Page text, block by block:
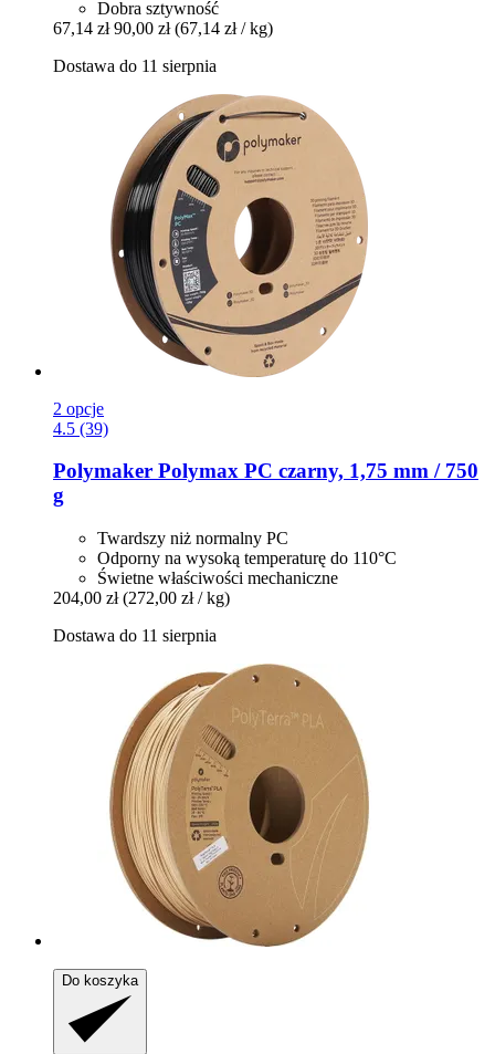
Dobra sztywność
67,14 zł 90,00 zł (67,14 zł / kg)
Dostawa do 11 sierpnia
2 opcje
4.5 (39)
Polymaker Polymax PC czarny, 1,75 mm / 750
g
Twardszy niż normalny PC
Odporny na wysoką temperaturę do 110°C
Świetne właściwości mechaniczne
204,00 zł (272,00 zł / kg)
Dostawa do 11 sierpnia
Do koszyka